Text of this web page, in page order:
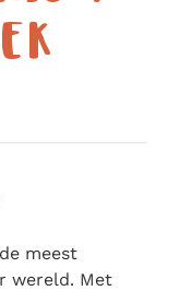
meest
wereld. Met